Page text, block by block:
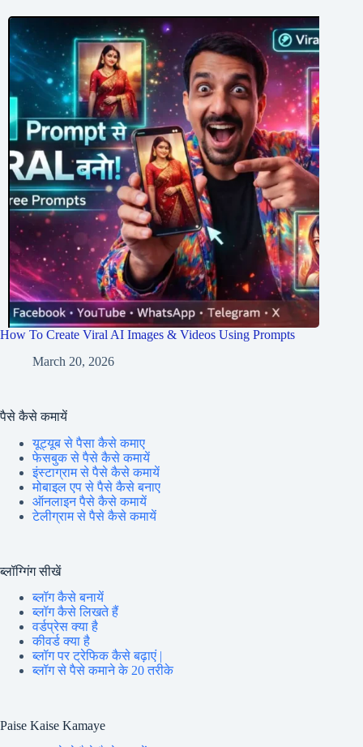
How To Create Viral AI Images & Videos Using Prompts
March 20, 2026
पैसे कैसे कमायें
यूट्यूब से पैसा कैसे कमाए
फेसबुक से पैसे कैसे कमायें
इंस्टाग्राम से पैसे कैसे कमायें
मोबाइल एप से पैसे कैसे बनाए
ऑनलाइन पैसे कैसे कमायें
टेलीग्राम से पैसे कैसे कमायें
ब्लॉग्गिंग सीखें
ब्लॉग कैसे बनायें
ब्लॉग कैसे लिखते हैं
वर्डप्रेस क्या है
कीवर्ड क्या है
ब्लॉग पर ट्रेफिक कैसे बढ़ाएं |
ब्लॉग से पैसे कमाने के 20 तरीके
Paise Kaise Kamaye